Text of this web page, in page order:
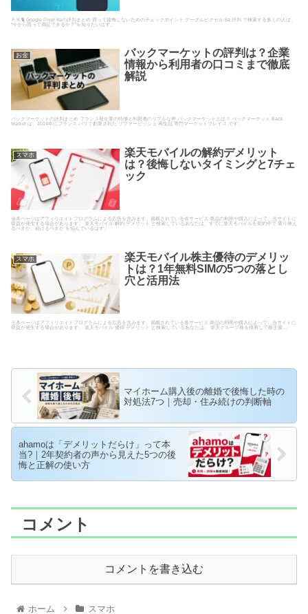
ＰＲ🐈 Google Pixel 8aの評判まとめ 買って後悔しないためのチェックポイント グーグルピクセル 8a 評判 で検索する多くの人は、
“今から買って満足できるか？”を知りたいはず。
お金
バックマーケットの評判は？企業
情報から利用者の口コミまで徹底
解説
バックマーケットの評判まとめ フランス発企業の特徴と利用者のリアルな声 バックマーケットとは？ バックマーケット Back
Market は、2014年にフランス パリで創業された リファービッシュ 再生品 専門マーケットプレイス です。
スマホ
楽天モバイルの解約デメリット
は？後悔しないタイミングと7チェ
ック
※本ページはアフィリエイトプログラムによる広告を含みます。掲載されている各サービス 商品の利用や購入によって、当サイトに
収益が発生する場合があります。 楽天モバイル 解約 デメリット と検索しているあなたは、すでに楽天モバイルを契約中で 乗り換え
るべきか、続けるべきか を悩んでいるはず。
スマホ
楽天モバイル株主優待のデメリッ
トは？1年無料SIMの5つの落とし
穴と活用法
※本ページはアフィリエイトプログラムによる広告を含みます。掲載されている各サービス 商品の利用や購入によって、当サイトに
収益が発生する場合があります。 楽天モバイル 優待 デメリット と検索しているあなたは、 楽天グループ株を保有して株主優…
マイホーム購入後の離婚で後悔した時の
対処法7つ｜売却・住み続けの判断軸
ahamoは「デメリットだらけ」って本
当?｜2年契約者の声から見えた5つの後
悔と正解の使い方
コメント
コメントを書き込む
ホーム スマホ